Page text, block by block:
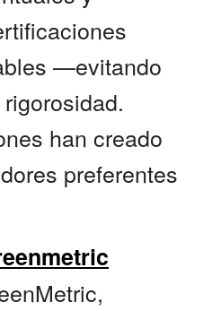
—evitando
han creado
preferentes